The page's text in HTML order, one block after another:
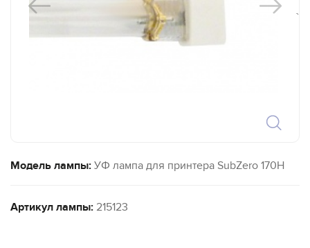
`
Модель лампы: УФ лампа для принтера SubZero 170H
Артикул лампы: 215123